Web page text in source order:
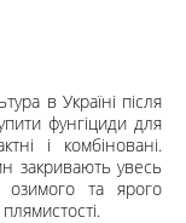
в Україні після
фунгіциди для
і комбіновані.
закривають увесь
озимого та ярого